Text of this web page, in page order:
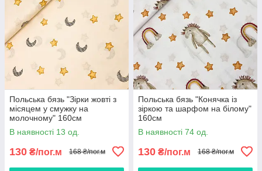
Польська бязь "Зірки жовті з
місяцем у смужку на
молочному" 160см
В наявності 13 од.
130 ₴/пог.м 168 ₴/пог.м
Польська бязь "Конячка із
зіркою та шарфом на білому"
160см
В наявності 74 од.
130 ₴/пог.м 168 ₴/пог.м